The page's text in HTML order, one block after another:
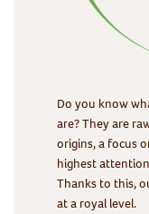
Do you know
are? They are
origins, a focus
highest
Thanks to this,
at a royal level.